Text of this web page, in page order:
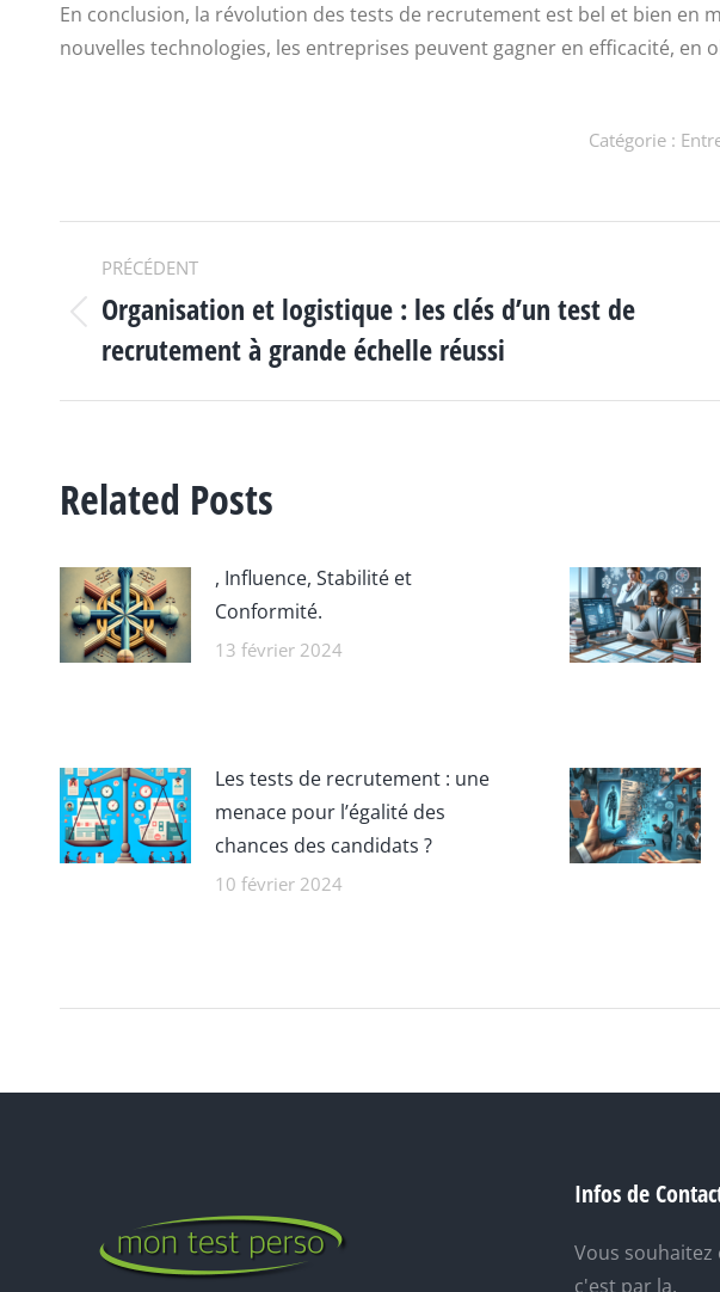
En conclusion, la révolution des tests de recrutement est bel et bien
nouvelles technologies, les entreprises peuvent gagner en efficacité, en
Catégorie :
NAVIGATION
ARTICLE
PRÉCÉDENT
Article
précédent
:
Organisation et logistique : les clés d’un test de
recrutement à grande échelle réussi
Related Posts
, Influence, Stabilité et
Conformité.
13 février 2024
Les tests de recrutement : une
menace pour l’égalité des
chances des candidats ?
10 février 2024
Infos de
Vous
c'est par la.